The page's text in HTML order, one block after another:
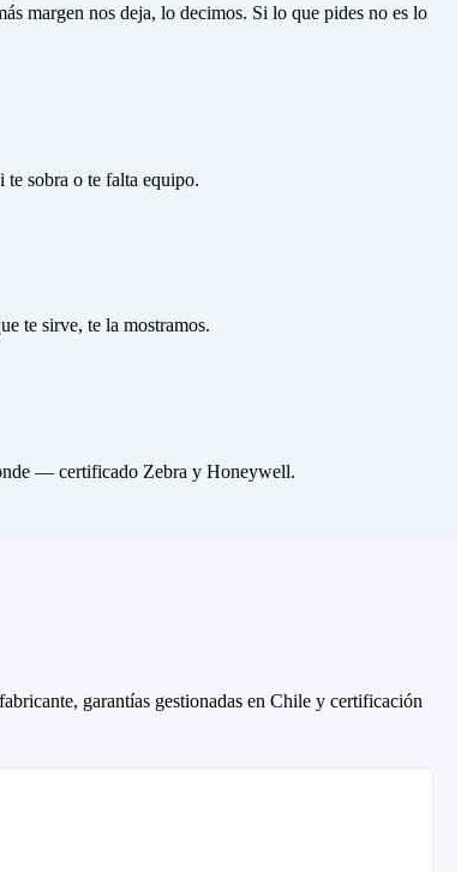
margen nos deja, lo decimos. Si lo que pides no es lo
te sobra o te falta equipo.
te sirve, te la mostramos.
— certificado Zebra y Honeywell.
garantías gestionadas en Chile y certificación